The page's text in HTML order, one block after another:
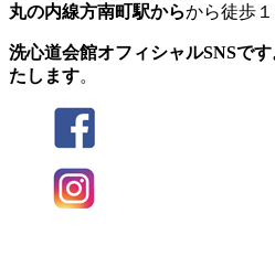
丸の内線方南町駅からから徒歩
洗心道会館オフィシャルSNSで
たします。